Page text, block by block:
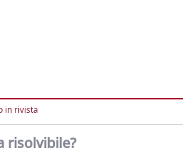
in rivista
risolvibile?